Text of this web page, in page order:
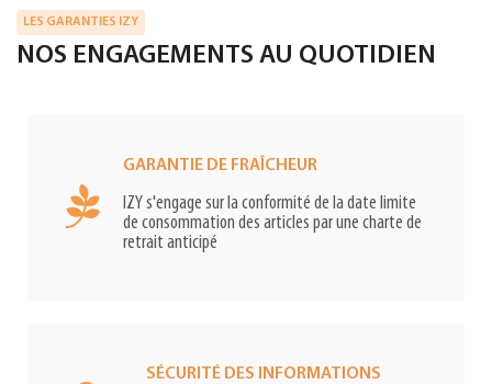
LES GARANTIES IZY
NOS ENGAGEMENTS AU QUOTIDIEN
GARANTIE DE FRAÎCHEUR
IZY s'engage sur la conformité de la date limite
de consommation des articles par une charte de
retrait anticipé
SÉCURITÉ DES INFORMATIONS